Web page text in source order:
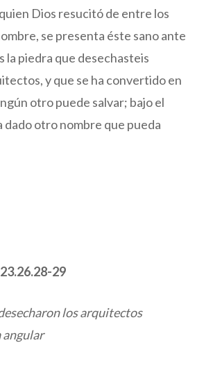
Dios resucitó de entre los
se presenta éste sano ante
la piedra que desechasteis
y que se ha convertido en
otro puede salvar; bajo el
dado otro nombre que pueda
29
los arquitectos
angular